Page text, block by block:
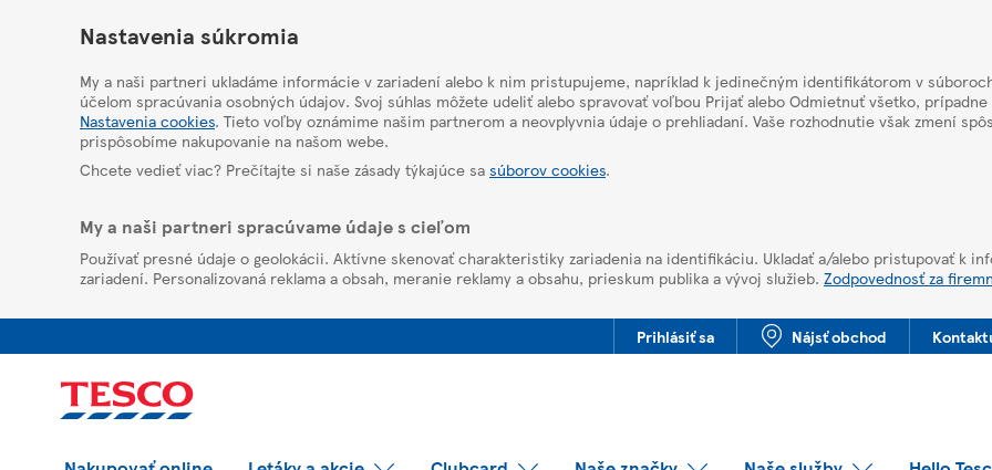
HelpPage
Nastavenia súkromia
My a naši partneri ukladáme informácie v zariadení alebo k nim pristupujeme, napríklad k jedinečným identifikátorom v
účelom spracúvania osobných údajov. Svoj súhlas môžete udeliť alebo spravovať voľbou Prijať alebo Odmietnuť všetko,
Nastavenia cookies. Tieto voľby oznámime našim partnerom a neovplyvnia údaje o prehliadaní. Vaše rozhodnutie však zmení
prispôsobíme nakupovanie na našom webe.
Chcete vedieť viac? Prečítajte si naše zásady týkajúce sa súborov cookies.
My a naši partneri spracúvame údaje s cieľom
Používať presné údaje o geolokácii. Aktívne skenovať charakteristiky zariadenia na identifikáciu. Ukladať a/alebo pristupovať k
zariadení. Personalizovaná reklama a obsah, meranie reklamy a obsahu, prieskum publika a vývoj služieb. Zodpovednosť za
Prihlásiť sa Nájsť obchod